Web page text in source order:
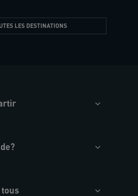
LES DESTINATIONS
tous